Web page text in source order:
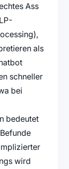
Ass
als
schneller
bei
bedeutet
wird